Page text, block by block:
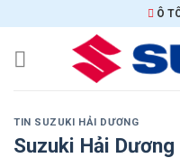
to
content
Ô
TIN SUZUKI HẢI DƯƠNG
Suzuki Hải